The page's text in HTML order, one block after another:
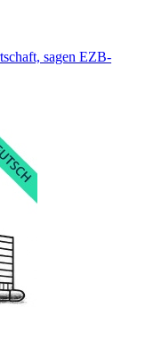
sagen EZB-